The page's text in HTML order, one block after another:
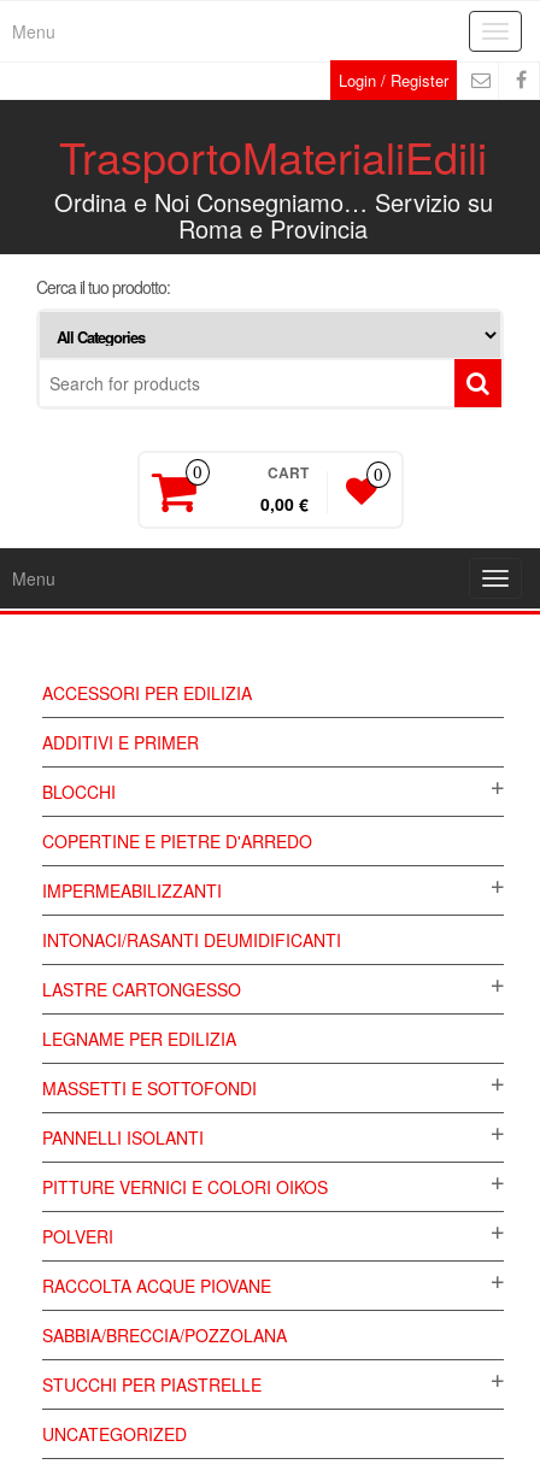
Menu
Login / Register
TrasportoMaterialiEdili
Ordina e Noi Consegniamo… Servizio su
Roma e Provincia
Cerca il tuo prodotto:
0 CART
0,00 €
0
Menu
ACCESSORI PER EDILIZIA
ADDITIVI E PRIMER
BLOCCHI
COPERTINE E PIETRE D'ARREDO
IMPERMEABILIZZANTI
INTONACI/RASANTI DEUMIDIFICANTI
LASTRE CARTONGESSO
LEGNAME PER EDILIZIA
MASSETTI E SOTTOFONDI
PANNELLI ISOLANTI
PITTURE VERNICI E COLORI OIKOS
POLVERI
RACCOLTA ACQUE PIOVANE
SABBIA/BRECCIA/POZZOLANA
STUCCHI PER PIASTRELLE
UNCATEGORIZED